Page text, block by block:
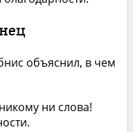
объяснил, в чем
ни слова!